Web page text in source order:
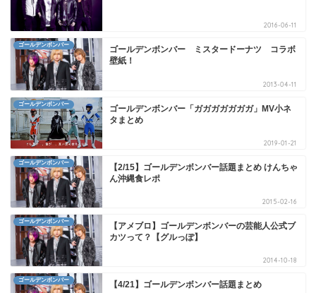
2016-06-11
ゴールデンボンバー
ゴールデンボンバー ミスタードーナツ コラボ
壁紙！
2013-04-11
ゴールデンボンバー
ゴールデンボンバー「ガガガガガガガ」MV小ネ
タまとめ
2019-01-21
ゴールデンボンバー
【2/15】ゴールデンボンバー話題まとめ けんちゃ
ん沖縄食レポ
2015-02-16
ゴールデンボンバー
【アメブロ】ゴールデンボンバーの芸能人公式ブ
カツって？【グルっぽ】
2014-10-18
ゴールデンボンバー 【4/21】ゴールデンボンバー話題まとめ